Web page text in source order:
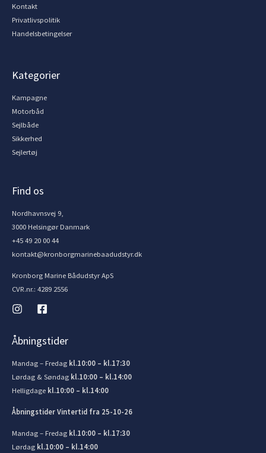
Kontakt
Privatlivspolitik
Handelsbetingelser
Kategorier
Kampagne
Motorbåd
Sejlbåde
Sikkerhed
Sejlertøj
Find os
Nordhavnsvej 9,
3000 Helsingør Danmark
+45 49 20 00 44
kontakt@kronborgmarinebaadudstyr.dk
Kronborg Marine Bådudstyr ApS
CVR.nr.: 4289 2556
Åbningstider
Mandag – Fredag kl.10:00 – kl.17:30
Lørdag & Søndag kl.10:00 – kl.14:00
Helligdage kl.10:00 – kl.14:00
Åbningstider Vintertid fra 25-10-26
Mandag – Fredag kl.10:00 – kl.17:30
Lørdag kl.10:00 – kl.14:00